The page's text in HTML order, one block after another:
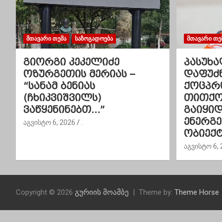
ა
ვ
ი
გ
ა
ც
ა
ᲛᲗᲐᲕᲐᲠᲘ ᲗᲔᲛᲐ ᲡᲐᲖᲝᲒᲐᲓᲝᲔᲑᲐ
გიორგი კეკელიძე
ოზურგეთის მერიას –
“სანამ ბენიას
(ჩხიკვიშვილს)
ვაწყენინებთ…”
აგვისტო 6, 2026
ᲛᲗᲐᲕᲐᲠᲘ
აგვისტო 6,
Copyright © 2026 გურიის მოამბე Theme by: Theme Horse